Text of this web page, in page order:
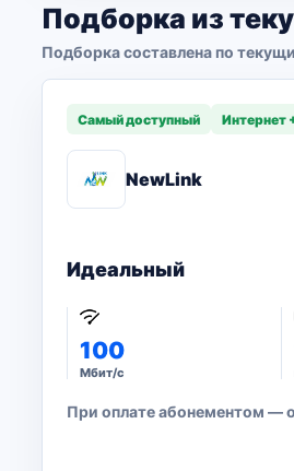
Подборка из
Подборка составлена по
Самый доступный Интернет
NewLink
Идеальный
100
Мбит/с
При оплате абонементом —